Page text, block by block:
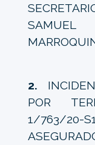
2.
POR
1/763/20-